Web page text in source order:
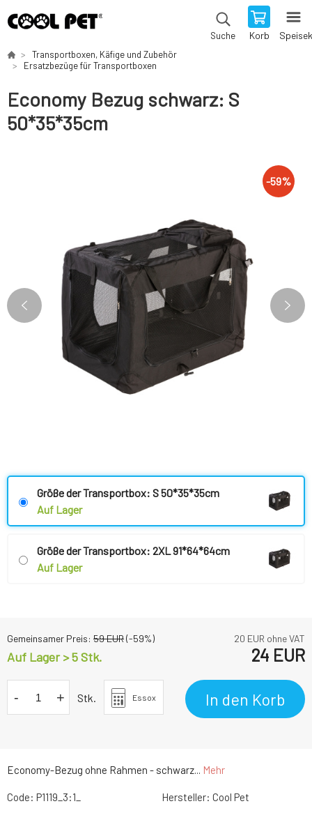
Suche Korb
Transportboxen, Käfige und Zubehör
Ersatzbezüge für Transportboxen
Economy Bezug schwarz: S
50*35*35cm
-59%
Economy-Bezug ohne Rahmen - schwarz... Mehr
Größe der Transportbox: S 50*35*35cm
Auf Lager
Größe der Transportbox: 2XL 91*64*64cm
Auf Lager
Gemeinsamer Preis: 59EUR(-59%) 20 EUR ohne VAT
Auf Lager > 5 Stk. 24 EUR
- + Stk. Essox In den Korb
Code: P1119_3:1_ Hersteller: Cool Pet